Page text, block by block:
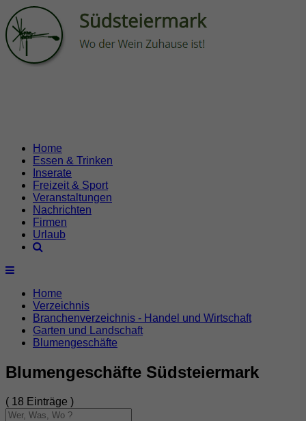
Home
Essen & Trinken
Inserate
Freizeit & Sport
Veranstaltungen
Nachrichten
Firmen
Urlaub
Home
Verzeichnis
Branchenverzeichnis - Handel und Wirtschaft
Garten und Landschaft
Blumengeschäfte
Blumengeschäfte Südsteiermark
( 18 Einträge )